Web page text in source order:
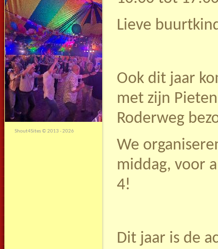
Shout4Sites ©2013 - 2026
Lieve
Ook dit jaar
met zijn
Roderweg
We
middag, voor
4!
Dit jaar is de